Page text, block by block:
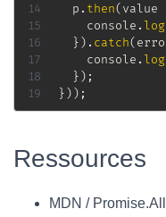
  p
. then(value
    console
. log
}) . catch(
    console
. log
}) ;
})) ;
Ressources
MDN /